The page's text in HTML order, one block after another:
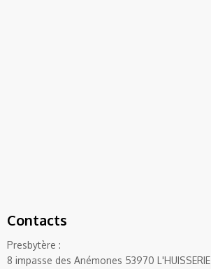
Contacts
Presbytère :
8 impasse des Anémones 53970 L'HUISSERIE